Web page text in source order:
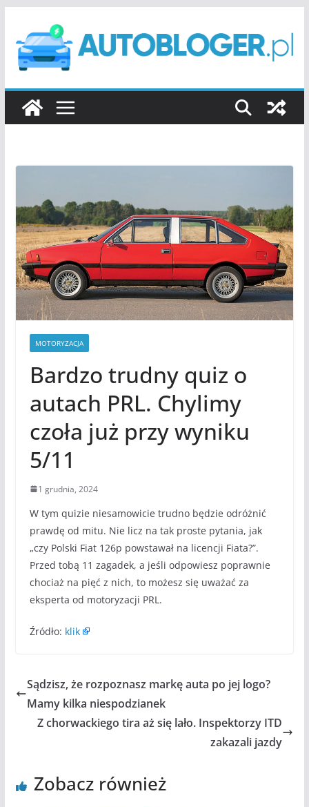
treści
MOTORYZACJA
Bardzo trudny quiz o
autach PRL. Chylimy
czoła już przy wyniku
5/11
1 grudnia, 2024
W tym quizie niesamowicie trudno będzie odróżnić
prawdę od mitu. Nie licz na tak proste pytania, jak
„czy Polski Fiat 126p powstawał na licencji Fiata?”.
Przed tobą 11 zagadek, a jeśli odpowiesz poprawnie
chociaż na pięć z nich, to możesz się uważać za
eksperta od motoryzacji PRL.
Źródło: klik
Sądzisz, że rozpoznasz markę auta po jej logo?
Mamy kilka niespodzianek
Z chorwackiego tira aż się lało. Inspektorzy ITD
zakazali jazdy
Zobacz również